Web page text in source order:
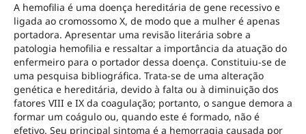
A hemofilia é uma doença hereditária de gene recessivo e
ligada ao cromossomo X, de modo que a mulher é apenas
portadora. Apresentar uma revisão literária sobre a
patologia hemofilia e ressaltar a importância da atuação do
enfermeiro para o portador dessa doença. Constituiu-se de
uma pesquisa bibliográfica. Trata-se de uma alteração
genética e hereditária, devido à falta ou à diminuição dos
fatores VIII e IX da coagulação; portanto, o sangue demora a
formar um coágulo ou, quando este é formado, não é
efetivo. Seu principal sintoma é a hemorragia causada por